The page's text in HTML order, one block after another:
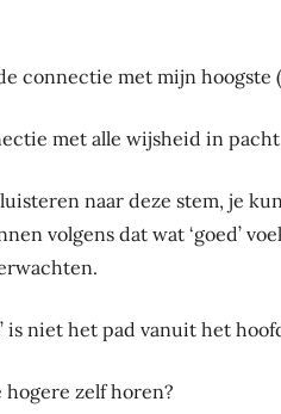
connectie met mijn hoogste
met alle wijsheid in
naar deze stem, je
volgens dat wat ‘goed’
is niet het pad vanuit het
hogere zelf horen?